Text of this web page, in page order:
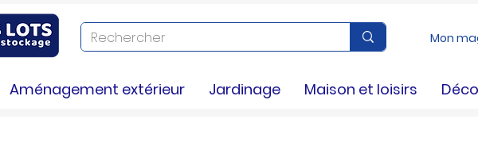
Mon
Aménagement extérieur Jardinage Maison et loisirs